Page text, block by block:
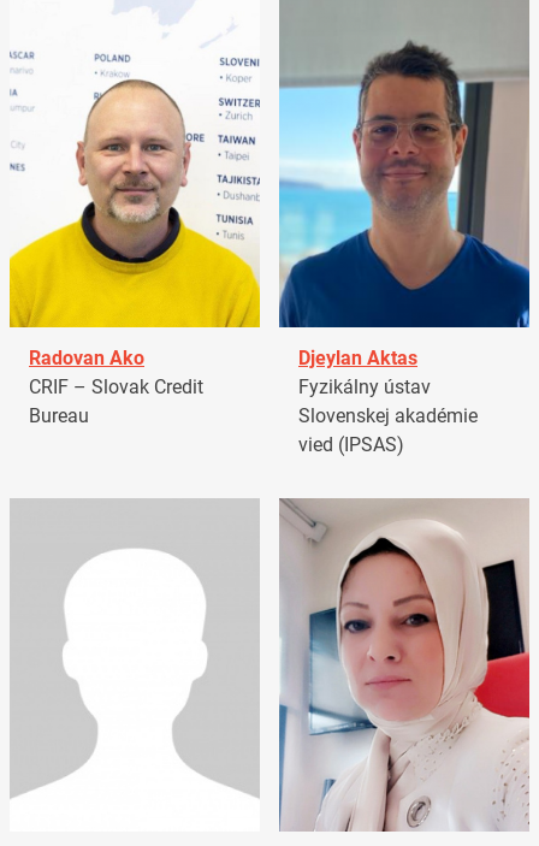
Radovan Ako
CRIF – Slovak Credit
Bureau
Djeylan Aktas
Fyzikálny ústav
Slovenskej akadémie
vied (IPSAS)